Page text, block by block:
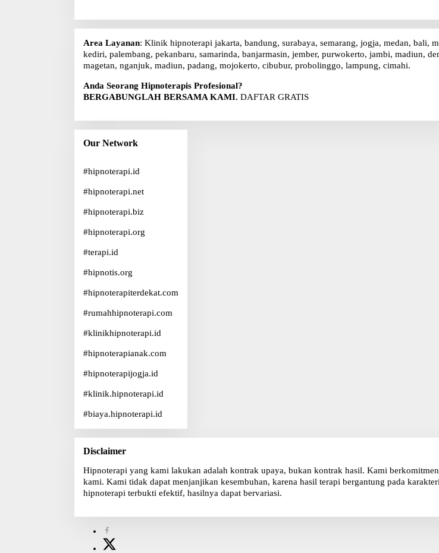
:
Area Layanan: Klinik hipnoterapi jakarta, bandung, surabaya, semarang, jogja, medan, bali,
kediri, palembang, pekanbaru, samarinda, banjarmasin, jember, purwokerto, jambi, madiun,
magetan, nganjuk, madiun, padang, mojokerto, cibubur, probolinggo, lampung, cimahi.
Anda Seorang Hipnoterapis Profesional?
BERGABUNGLAH BERSAMA KAMI. DAFTAR GRATIS
Our Network
#hipnoterapi.id
#hipnoterapi.net
#hipnoterapi.biz
#hipnoterapi.org
#terapi.id
#hipnotis.org
#hipnoterapiterdekat.com
#rumahhipnoterapi.com
#klinikhipnoterapi.id
#hipnoterapianak.com
#hipnoterapijogja.id
#klinik.hipnoterapi.id
#biaya.hipnoterapi.id
Disclaimer
Hipnoterapi yang kami lakukan adalah kontrak upaya, bukan kontrak hasil. Kami
kami. Kami tidak dapat menjanjikan kesembuhan, karena hasil terapi bergantung pada
hipnoterapi terbukti efektif, hasilnya dapat bervariasi.